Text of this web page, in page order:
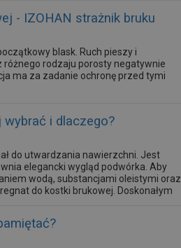
- IZOHAN strażnik bruku
blask. Ruch pieszy i
rodzaju porosty negatywnie
ma za zadanie ochronę przed tymi
i dlaczego?
do utwardzania nawierzchni. Jest
elegancki wygląd podwórka. Aby
wodą, substancjami oleistymi oraz
do kostki brukowej. Doskonałym